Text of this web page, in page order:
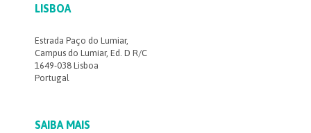
LISBOA
Estrada Paço do Lumiar,
Campus do Lumiar, Ed. D R/C
1649-038 Lisboa
Portugal
SAIBA MAIS